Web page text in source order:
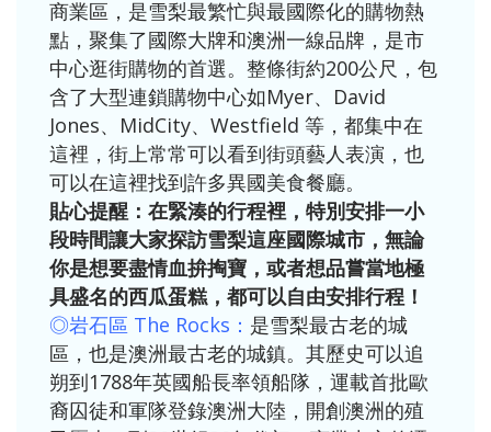
商業區，是雪梨最繁忙與最國際化的購物熱
點，聚集了國際大牌和澳洲一線品牌，是市
中心逛街購物的首選。整條街約200公尺，包
含了大型連鎖購物中心如Myer、David
Jones、MidCity、Westfield 等，都集中在
這裡，街上常常可以看到街頭藝人表演，也
可以在這裡找到許多異國美食餐廳。
貼心提醒：在緊湊的行程裡，特別安排一小
段時間讓大家探訪雪梨這座國際城市，無論
你是想要盡情血拚掏寶，或者想品嘗當地極
具盛名的西瓜蛋糕，都可以自由安排行程！
◎岩石區 The Rocks： 是雪梨最古老的城
區，也是澳洲最古老的城鎮。其歷史可以追
朔到1788年英國船長率領船隊，運載首批歐
裔囚徒和軍隊登錄澳洲大陸，開創澳洲的殖